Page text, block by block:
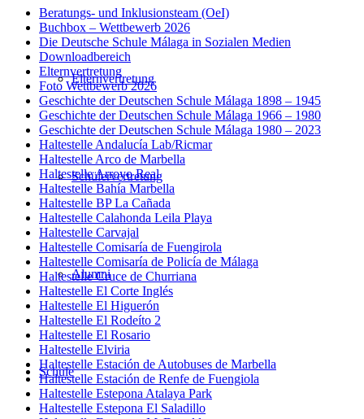
Elternvertretung
Schülervertretung
Alumni
Schule
Beratungs- und Inklusionsteam (OeI)
Buchbox – Wettbewerb 2026
Die Deutsche Schule Málaga in Sozialen Medien
Downloadbereich
Elternvertretung
Foto Wettbewerb 2026
Geschichte der Deutschen Schule Málaga 1898 – 1945
Geschichte der Deutschen Schule Málaga 1966 – 1980
Geschichte der Deutschen Schule Málaga 1980 – 2023
Haltestelle Andalucía Lab/Ricmar
Haltestelle Arco de Marbella
Haltestelle Arroyo Real
Haltestelle Bahía Marbella
Haltestelle BP La Cañada
Haltestelle Calahonda Leila Playa
Haltestelle Carvajal
Haltestelle Comisaría de Fuengirola
Haltestelle Comisaría de Policía de Málaga
Haltestelle Cruce de Churriana
Haltestelle El Corte Inglés
Haltestelle El Higuerón
Haltestelle El Rodeíto 2
Haltestelle El Rosario
Haltestelle Elviria
Haltestelle Estación de Autobuses de Marbella
Haltestelle Estación de Renfe de Fuengiola
Haltestelle Estepona Atalaya Park
Haltestelle Estepona El Saladillo